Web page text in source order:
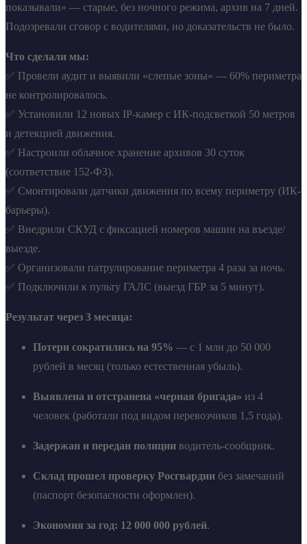
показывали» — старые, без ночного режима, архив на 7 дней.
Подозревали сговор с водителями, но доказательств не было.
Что сделали мы:
✅ Провели аудит и выявили «слепые зоны» — 60% периметра
не контролировалось.
✅ Установили 12 новых IP-камер с ИК-подсветкой 50 метров
и детекцией движения.
✅ Настроили облачное хранение архивов 30 суток
(соответствие 152-ФЗ).
✅ Смонтировали датчики движения по всему периметру (ИК-
барьеры).
✅ Внедрили СКУД с фиксацией номеров машин на въезде/
выезде.
✅ Организовали патрулирование периметра 4 раза за ночь.
✅ Подключили к пульту ГАЛС (выезд ГБР за 5 минут).
Результат через 3 месяца:
Потери сократились на 95% — с 1 млн до 50 000
рублей в месяц (только естественная убыль).
Выявлена и отстранена «черная бригада» из 4
человек (работали под видом перевозчиков 1,5 года).
Задержан и передан полиции водитель-сообщник.
Склад прошел проверку Росгвардии без замечаний
(паспорт безопасности оформлен).
Экономия за год: 12 000 000 рублей.